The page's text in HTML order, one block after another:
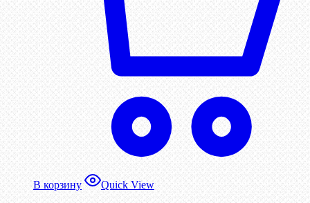
В корзину Quick View